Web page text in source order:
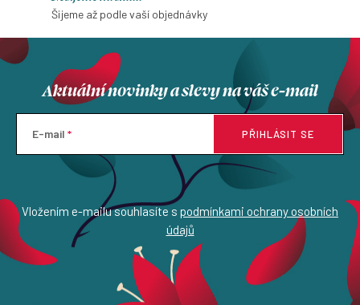
Šijeme až podle vaší objednávky
Aktuální novinky a slevy na váš e-mail
E-mail
Vložením e-mailu souhlasíte s podmínkami ochrany osobních
údajů
PŘIHLÁSIT SE